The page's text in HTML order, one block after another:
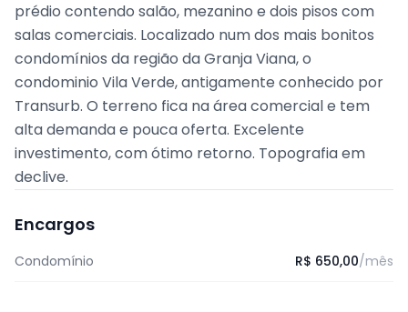
prédio contendo salão, mezanino e dois pisos com
salas comerciais. Localizado num dos mais bonitos
condomínios da região da Granja Viana, o
condominio Vila Verde, antigamente conhecido por
Transurb. O terreno fica na área comercial e tem
alta demanda e pouca oferta. Excelente
investimento, com ótimo retorno. Topografia em
declive.
Encargos
Condomínio R$ 650,00/mês